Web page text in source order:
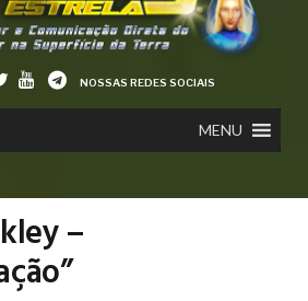
NOSSAS REDES SOCIAIS
MENU
–